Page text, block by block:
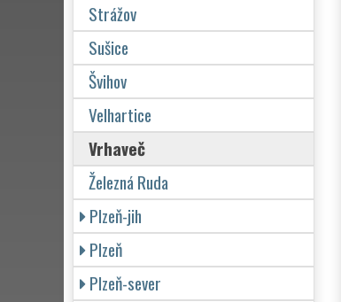
Strážov
Sušice
Švihov
Velhartice
Vrhaveč
Železná Ruda
Plzeň-jih
Plzeň
Plzeň-sever